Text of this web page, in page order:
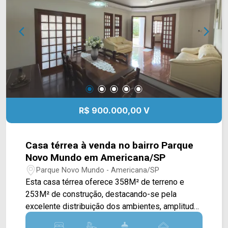
e agende a sua visita!! WhatsApp e Telefone:
(19) 3475-4546 ARBIX IMÓVEIS - Presente em
cada mudança!
R$ 900.000,00 V
Casa térrea à venda no bairro Parque
Novo Mundo em Americana/SP
Parque Novo Mundo - Americana/SP
Esta casa térrea oferece 358M² de terreno e
253M² de construção, destacando-se pela
excelente distribuição dos ambientes, amplitude
dos espaços e pelo diferencial de contar com